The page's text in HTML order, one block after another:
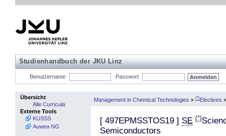
Studienhandbuch der JKU Linz
Benutzername Passwort
Übersicht
Alle Curricula
Externe Tools
KUSSS
Auwea NG
Management in Chemical Technologies » (*)Electives »
[ 497EPMSSTOS19 ] SE (*)
Semiconductors